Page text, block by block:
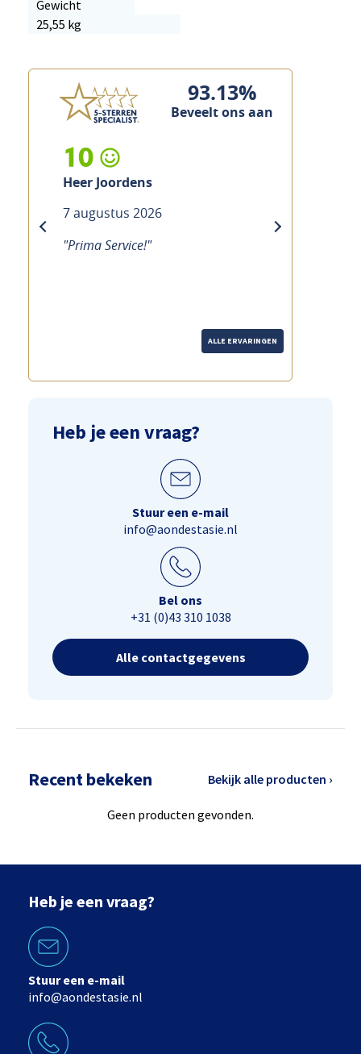
Gewicht
25,55 kg
93.13%
Beveelt ons aan
10
Heer Custers
7 augustus 2026
"Prima service, vakkundig en snel"
next
ALLE ERVARINGEN
Heb je een vraag?
Stuur een e-mail
info@aondestasie.nl
Bel ons
+31 (0)43 310 1038
Alle contactgegevens
Recent bekeken Bekijk alle producten ›
Geen producten gevonden.
Heb je een vraag?
Stuur een e-mail
info@aondestasie.nl